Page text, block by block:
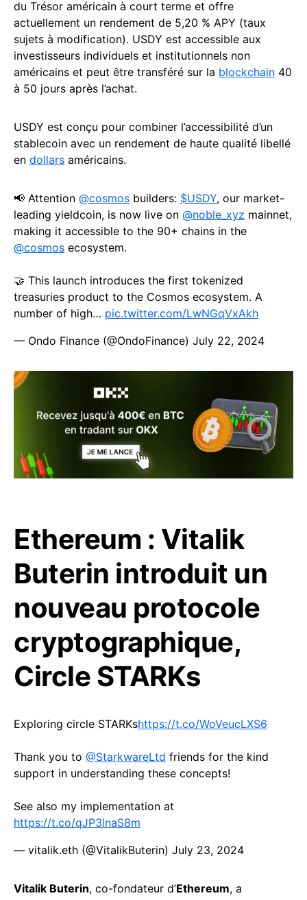
du Trésor américain à court terme et offre
actuellement un rendement de 5,20 % APY (taux
sujets à modification). USDY est accessible aux
investisseurs individuels et institutionnels non
américains et peut être transféré sur la blockchain 40
à 50 jours après l’achat.
USDY est conçu pour combiner l’accessibilité d’un
stablecoin avec un rendement de haute qualité libellé
en dollars américains.
📢 Attention @cosmos builders: $USDY, our market-
leading yieldcoin, is now live on @noble_xyz mainnet,
making it accessible to the 90+ chains in the
@cosmos ecosystem.
🤝 This launch introduces the first tokenized
treasuries product to the Cosmos ecosystem. A
number of high… pic.twitter.com/LwNGqVxAkh
— Ondo Finance (@OndoFinance) July 22, 2024
Ethereum : Vitalik
Buterin introduit un
nouveau protocole
cryptographique,
Circle STARKs
Exploring circle STARKshttps://t.co/WoVeucLXS6
Thank you to @StarkwareLtd friends for the kind
support in understanding these concepts!
See also my implementation at
https://t.co/qJP3lnaS8m
— vitalik.eth (@VitalikButerin) July 23, 2024
Vitalik Buterin, co-fondateur d’Ethereum, a